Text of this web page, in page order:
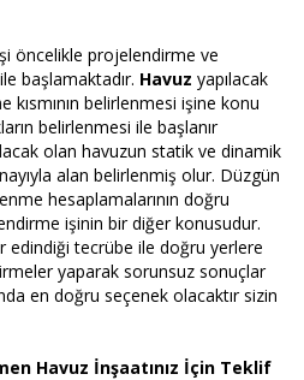
öncelikle projelendirme ve
başlamaktadır. Havuz yapılacak
kısmının belirlenmesi işine konu
belirlenmesi ile başlanır
olan havuzun statik ve dinamik
alan belirlenmiş olur. Düzgün
hesaplamalarının doğru
işinin bir diğer konusudur.
edindiği tecrübe ile doğru yerlere
yaparak sorunsuz sonuçlar
en doğru seçenek olacaktır sizin
Havuz İnşaatınız İçin Teklif